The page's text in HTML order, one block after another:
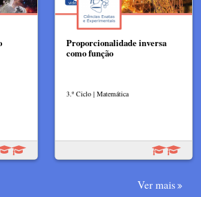
Proporcionalidade inversa
como função
3.º Ciclo | Matemática
Ver mais